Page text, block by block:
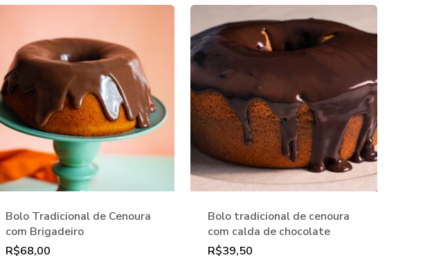
Bolo Tradicional de Cenoura
com Brigadeiro
R$68,00
Bolo tradicional de cenoura
com calda de chocolate
R$39,50